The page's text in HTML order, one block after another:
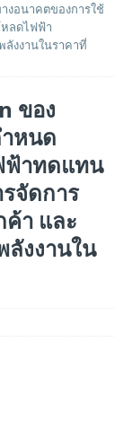
งอนาคตของการใช้
ลดไฟฟ้า
งงานในราคาที่
ของ
หนด
ฟ้าทดแทน
จัดการ
า และ
ลังงานใน